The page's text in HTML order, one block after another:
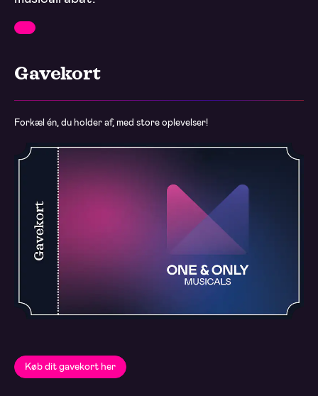
Gavekort
Forkæl én, du holder af, med store oplevelser!
Køb dit gavekort her